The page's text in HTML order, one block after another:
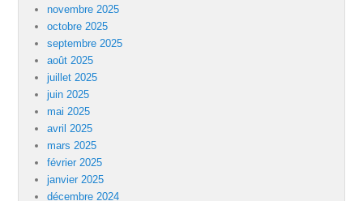
novembre 2025
octobre 2025
septembre 2025
août 2025
juillet 2025
juin 2025
mai 2025
avril 2025
mars 2025
février 2025
janvier 2025
décembre 2024